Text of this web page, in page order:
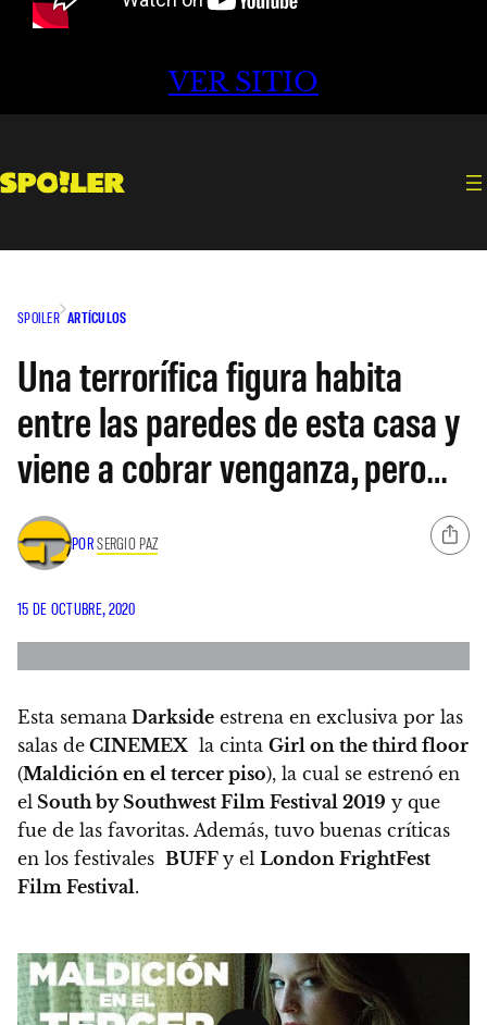
VER SITIO
SPOILER ARTÍCULOS
Una terrorífica figura habita
entre las paredes de esta casa y
viene a cobrar venganza, pero…
PORSERGIO PAZ
15 DE OCTUBRE, 2020
Esta semana Darkside estrena en exclusiva por las
salas de CINEMEX la cinta Girl on the third floor
(Maldición en el tercer piso), la cual se estrenó en
el South by Southwest Film Festival 2019 y que
fue de las favoritas. Además, tuvo buenas críticas
en los festivales BUFF y el London FrightFest
Film Festival.